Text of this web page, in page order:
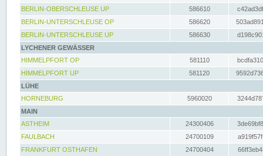
BERLIN-OBERSCHLEUSE UP
586610
BERLIN-UNTERSCHLEUSE OP
586620
BERLIN-UNTERSCHLEUSE UP
586630
LYCHENER GEWÄSSER
HIMMELPFORT OP
581110
HIMMELPFORT UP
581120
LÜHE
HORNEBURG
5960020
MAIN
ASTHEIM
24300406
FAULBACH
24700109
FRANKFURT OSTHAFEN
24700404